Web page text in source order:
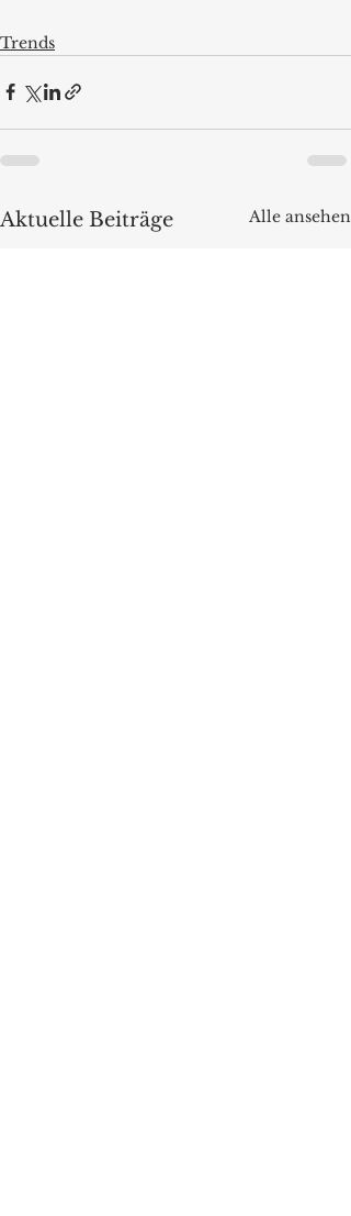
Trends
Aktuelle Beiträge Alle ansehen